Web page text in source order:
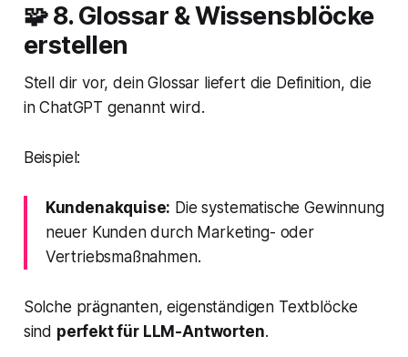
🧩 8. Glossar & Wissensblöcke
erstellen
Stell dir vor, dein Glossar liefert die Definition, die
in ChatGPT genannt wird.
Beispiel:
Kundenakquise: Die systematische Gewinnung
neuer Kunden durch Marketing- oder
Vertriebsmaßnahmen.
Solche prägnanten, eigenständigen Textblöcke
sind perfekt für LLM-Antworten.